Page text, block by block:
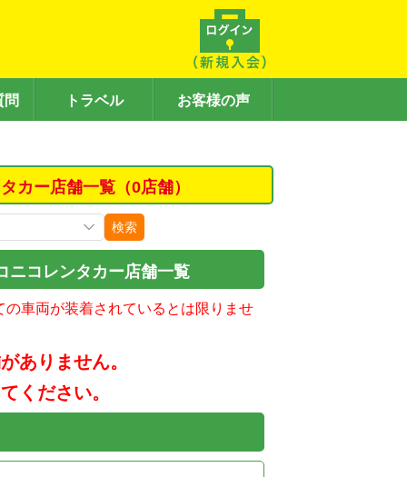
問 トラベル お客様の声
カー店舗一覧（0店舗）
検索
ニコレンタカー店舗一覧
車両が装着されているとは限りませ
ありません。
ください。